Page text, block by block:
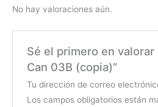
No hay valoraciones aún.
Sé el primero en valorar
Can 03B (copia)”
Tu dirección de correo
Los campos obligatorios están